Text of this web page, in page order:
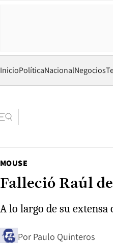
InicioPolíticaNacionalNegocios
MOUSE
Falleció Raúl
A lo largo de su
Por Paulo Quinteros